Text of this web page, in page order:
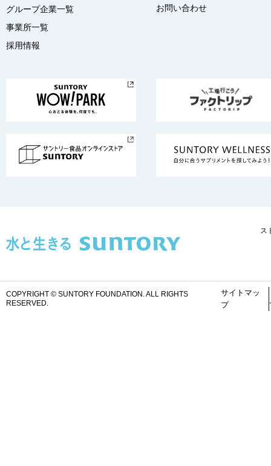
グループ企業一覧
事業所一覧
採用情報
お問い合わせ
ス
COPYRIGHT © SUNTORY FOUNDATION.ALL RIGHTS
RESERVED.
サイトマッ
プ